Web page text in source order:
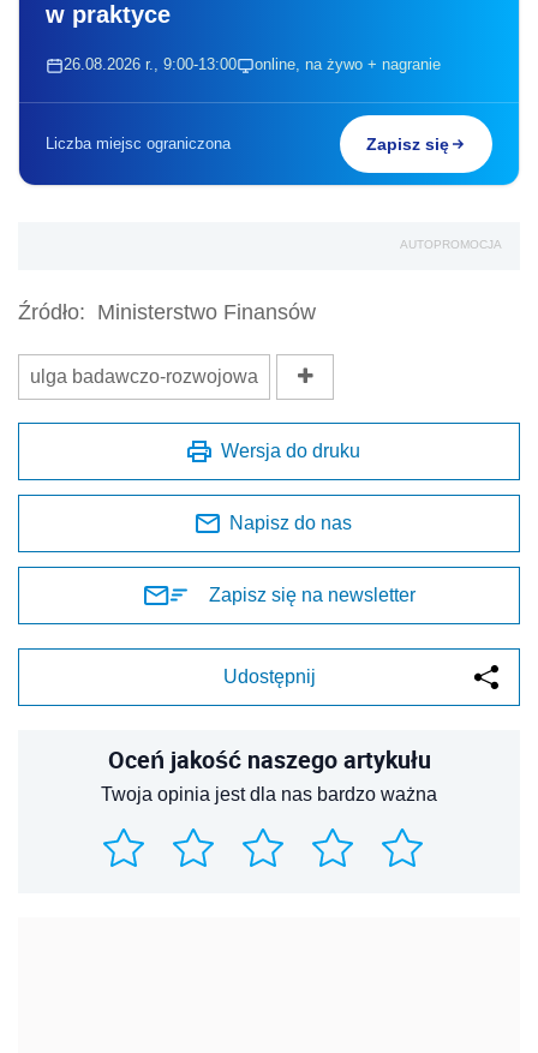
w praktyce
26.08.2026 r., 9:00-13:00 online, na żywo + nagranie
Liczba miejsc ograniczona Zapisz się
AUTOPROMOCJA
Źródło: Ministerstwo Finansów
ulga badawczo-rozwojowa
Wersja do druku
Napisz do nas
Zapisz się na newsletter
Udostępnij
Oceń jakość naszego artykułu
Twoja opinia jest dla nas bardzo ważna